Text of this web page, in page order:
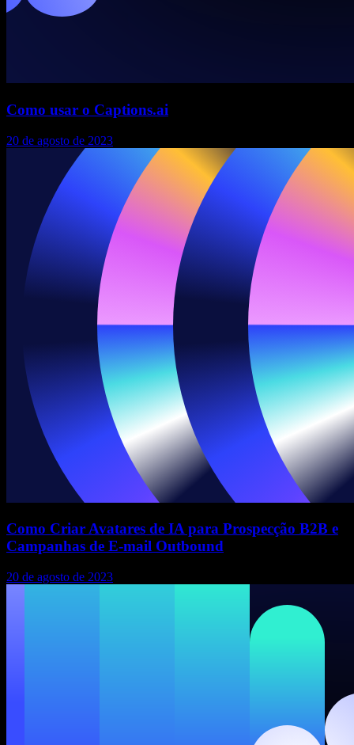
Como usar o Captions.ai
20 de agosto de 2023
Como Criar Avatares de IA para Prospecção B2B e
Campanhas de E-mail Outbound
20 de agosto de 2023